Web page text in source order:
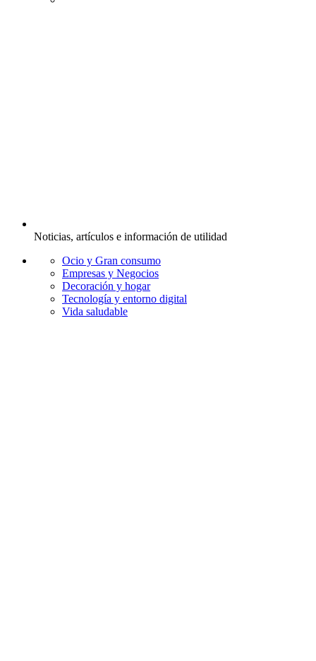
Noticias, artículos e información de utilidad
Ocio y Gran consumo
Empresas y Negocios
Decoración y hogar
Tecnología y entorno digital
Vida saludable